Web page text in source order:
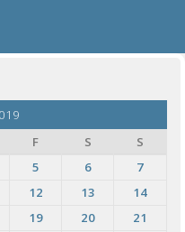
F S
S
5 6
7
12 13
14
19 20
21